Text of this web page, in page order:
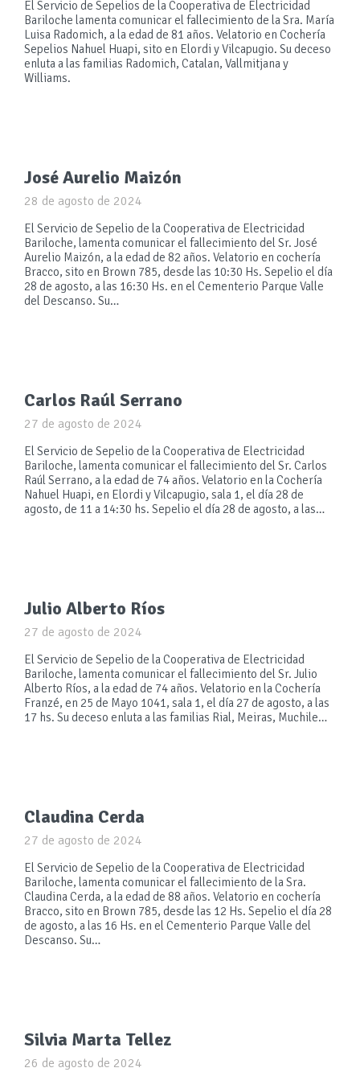
El Servicio de Sepelios de la Cooperativa de Electricidad
Bariloche lamenta comunicar el fallecimiento de la Sra. María
Luisa Radomich, a la edad de 81 años. Velatorio en Cochería
Sepelios Nahuel Huapi, sito en Elordi y Vilcapugio. Su deceso
enluta a las familias Radomich, Catalan, Vallmitjana y
Williams.
José Aurelio Maizón
28 de agosto de 2024
El Servicio de Sepelio de la Cooperativa de Electricidad
Bariloche, lamenta comunicar el fallecimiento del Sr. José
Aurelio Maizón, a la edad de 82 años. Velatorio en cochería
Bracco, sito en Brown 785, desde las 10:30 Hs. Sepelio el día
28 de agosto, a las 16:30 Hs. en el Cementerio Parque Valle
del Descanso. Su…
Carlos Raúl Serrano
27 de agosto de 2024
El Servicio de Sepelio de la Cooperativa de Electricidad
Bariloche, lamenta comunicar el fallecimiento del Sr. Carlos
Raúl Serrano, a la edad de 74 años. Velatorio en la Cochería
Nahuel Huapi, en Elordi y Vilcapugio, sala 1, el día 28 de
agosto, de 11 a 14:30 hs. Sepelio el día 28 de agosto, a las…
Julio Alberto Ríos
27 de agosto de 2024
El Servicio de Sepelio de la Cooperativa de Electricidad
Bariloche, lamenta comunicar el fallecimiento del Sr. Julio
Alberto Ríos, a la edad de 74 años. Velatorio en la Cochería
Franzé, en 25 de Mayo 1041, sala 1, el día 27 de agosto, a las
17 hs. Su deceso enluta a las familias Rial, Meiras, Muchile…
Claudina Cerda
27 de agosto de 2024
El Servicio de Sepelio de la Cooperativa de Electricidad
Bariloche, lamenta comunicar el fallecimiento de la Sra.
Claudina Cerda, a la edad de 88 años. Velatorio en cochería
Bracco, sito en Brown 785, desde las 12 Hs. Sepelio el día 28
de agosto, a las 16 Hs. en el Cementerio Parque Valle del
Descanso. Su…
Silvia Marta Tellez
26 de agosto de 2024